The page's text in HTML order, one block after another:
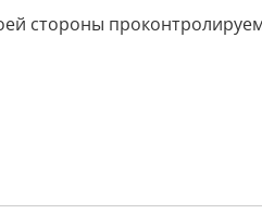
стороны проконтролируем